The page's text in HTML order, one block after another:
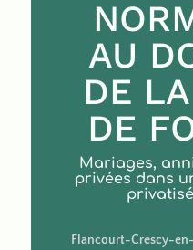
AU
DE
DE
Mariages,
privées dans
Flancourt-Crescy-